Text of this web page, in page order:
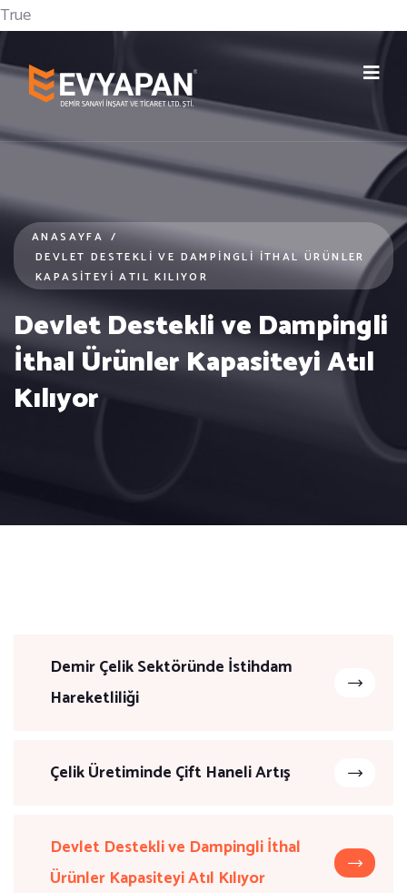
True
ANASAYFA /
DEVLET DESTEKLI VE DAMPINGLI İTHAL ÜRÜNLER
KAPASITEYI ATIL KILIYOR
Devlet Destekli ve Dampingli
İthal Ürünler Kapasiteyi Atıl
Kılıyor
Demir Çelik Sektöründe İstihdam
Hareketliliği
Çelik Üretiminde Çift Haneli Artış
Devlet Destekli ve Dampingli İthal
Ürünler Kapasiteyi Atıl Kılıyor